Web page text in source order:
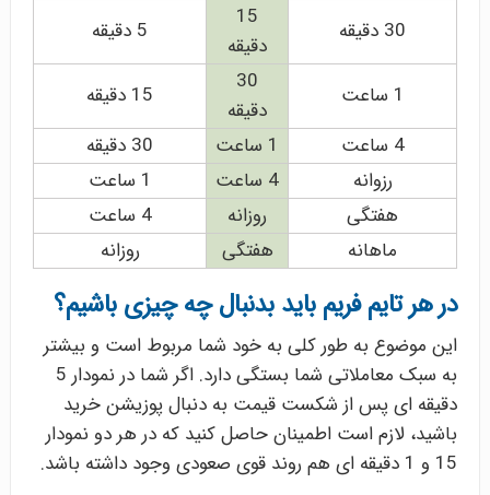
30 دقیقه
15
دقیقه
5 دقیقه
1 ساعت
30
دقیقه
15 دقیقه
4 ساعت
1 ساعت
30 دقیقه
رزوانه
4 ساعت
1 ساعت
هفتگی
روزانه
4 ساعت
ماهانه
هفتگی روزانه
در هر تایم فریم باید بدنبال چه چیزی باشیم؟
این موضوع به طور کلی به خود شما مربوط است و بیشتر
به سبک معاملاتی شما بستگی دارد. اگر شما در نمودار 5
دقیقه ای پس از شکست قیمت به دنبال پوزیشن خرید
باشید، لازم است اطمینان حاصل کنید که در هر دو نمودار
15 و 1 دقیقه ای هم روند قوی صعودی وجود داشته باشد.